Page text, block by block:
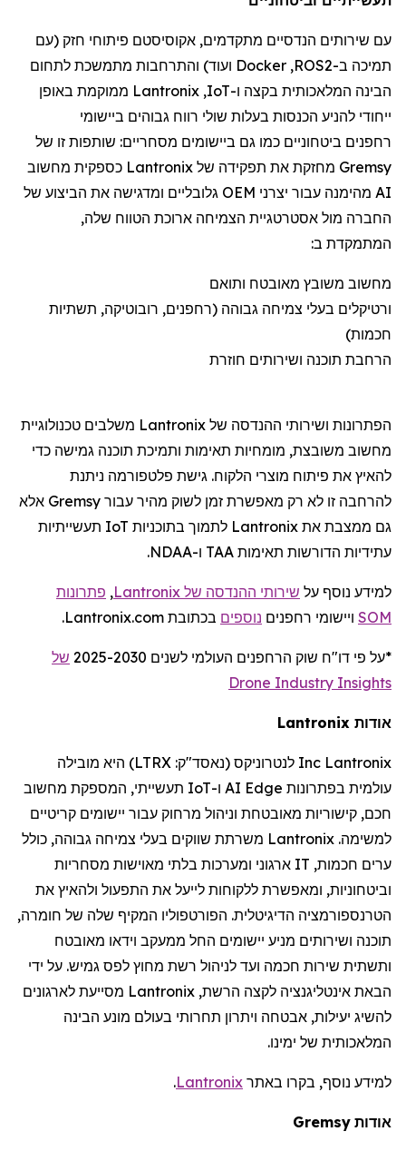
עם שירותים הנדסיים מתקדמים, אקוסיסטם פיתוחי חזק (עם
תמיכה ב-ROS2
,
Docker ועוד) והתרחבות מתמשכת לתחום
הבינה המלאכותית בקצה ו-IoT
,
Lantronix ממוקמת באופן
ייחודי להניע הכנסות בעלות שולי רווח גבוהים ביישומי
רחפנים ביטחוניים כמו גם ביישומים מסחריים: שותפות זו של
Gremsy מחזקת את תפקידה של Lantronix כספקית מחשוב
AI מהימנה עבור יצרני OEM גלובליים ומדגישה את הביצוע של
החברה מול אסטרטגיית הצמיחה ארוכת הטווח שלה,
המתמקדת ב:
מחשוב משובץ מאובטח ותואם
ורטיקלים בעלי צמיחה גבוהה (רחפנים, רובוטיקה, תשתיות
חכמות)
הרחבת תוכנה ושירותים חוזרת
הפתרונות ושירותי ההנדסה של Lantronix משלבים טכנולוגיית
מחשוב משובצת, מומחיות תאימות ותמיכת תוכנה גמישה כדי
להאיץ את פיתוח מוצרי הלקוח. גישת פלטפורמה ניתנת
להרחבה זו לא רק מאפשרת זמן לשוק מהיר עבור Gremsy אלא
גם ממצבת את Lantronix לתמוך בתוכניות IoT תעשייתיות
עתידיות הדורשות תאימות TAA ו-NDAA.
למידע נוסף על שירותי ההנדסה של Lantronix
, פתרונות
SOM ויישומי רחפנים נוספים בכתובת Lantronix.com.
*על פי דו"ח שוק הרחפנים העולמי לשנים 2025-2030
של
Drone Industry Insights
אודות Lantronix
Lantronix
Inc לנטרוניקס (נאסד"ק: LTRX) היא מובילה
עולמית בפתרונות Edge
AI ו-IoT תעשייתי, המספקת מחשוב
חכם, קישוריות מאובטחת וניהול מרחוק עבור יישומים קריטיים
למשימה. Lantronix משרתת שווקים בעלי צמיחה גבוהה, כולל
ערים חכמות, IT ארגוני ומערכות בלתי מאוישות מסחריות
וביטחוניות, ומאפשרת ללקוחות לייעל את התפעול ולהאיץ את
הטרנספורמציה הדיגיטלית. הפורטפוליו המקיף שלה של חומרה,
תוכנה ושירותים מניע יישומים החל ממעקב וידאו מאובטח
ותשתית שירות חכמה ועד לניהול רשת מחוץ לפס גמיש. על ידי
הבאת אינטליגנציה לקצה הרשת, Lantronix מסייעת לארגונים
להשיג יעילות, אבטחה ויתרון תחרותי בעולם מונע הבינה
המלאכותית של ימינו.
למידע נוסף, בקרו באתר Lantronix
.
אודות Gremsy